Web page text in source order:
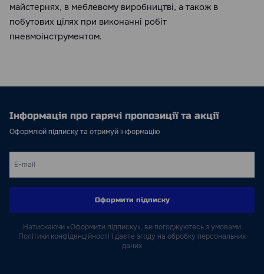
майстернях, в меблевому виробництві, а також в
побутових цілях при виконанні робіт
пневмоінструментом.
Інформація про гарячі пропозиції та акції
Оформлюй підписку та отримуй інформацію
Оформити підписку
Натискаючи «Оформити підписку», ви погоджуютесь з умовами
Політики конфіденційності і даєте згоду на обробку персональних
даних